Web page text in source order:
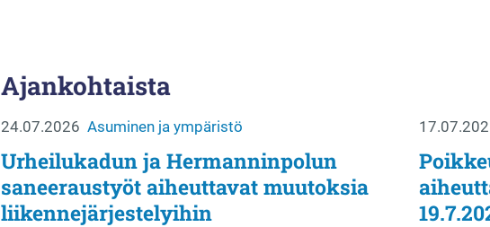
Ajankohtaista
24.07.2026 Asuminen ja ympäristö
Urheilukadun ja Hermanninpolun
saneeraustyöt aiheuttavat muutoksia
liikennejärjestelyihin